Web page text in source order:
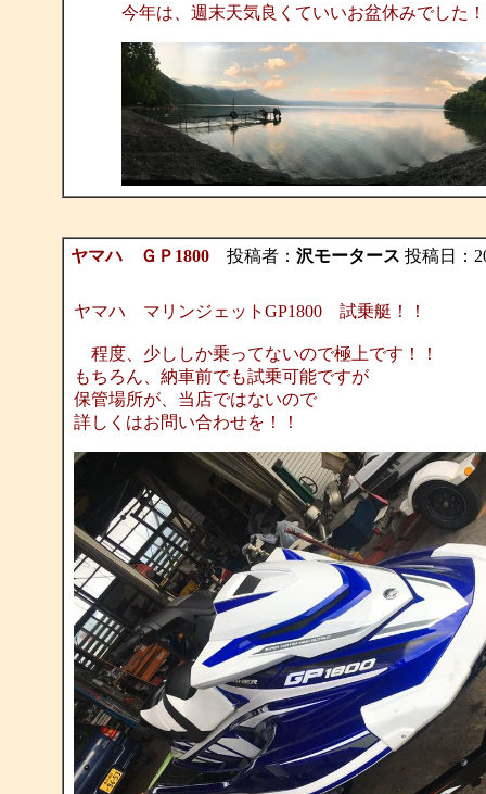
今年は、週末天気良くていいお盆休みでした！
ヤマハ ＧＰ1800投稿者： 沢モータース 投稿日：
ヤマハ マリンジェットGP1800 試乗艇！！
程度、少ししか乗ってないので極上です！！
もちろん、納車前でも試乗可能ですが
保管場所が、当店ではないので
詳しくはお問い合わせを！！